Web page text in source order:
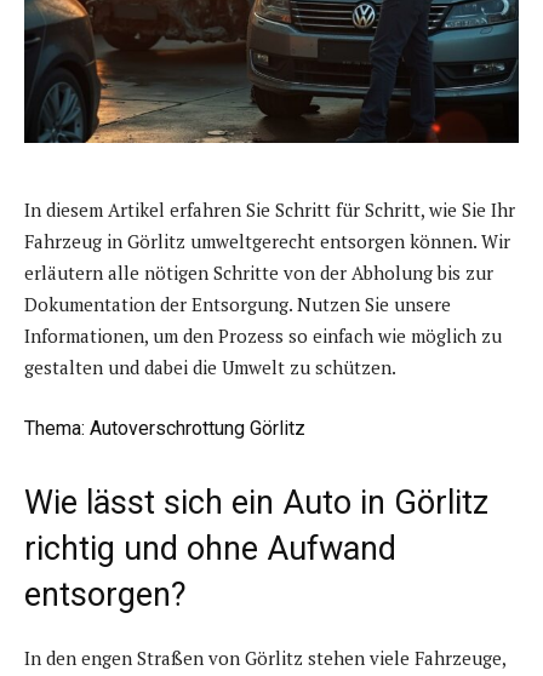
In diesem Artikel erfahren Sie Schritt für Schritt, wie Sie Ihr
Fahrzeug in Görlitz umweltgerecht entsorgen können. Wir
erläutern alle nötigen Schritte von der Abholung bis zur
Dokumentation der Entsorgung. Nutzen Sie unsere
Informationen, um den Prozess so einfach wie möglich zu
gestalten und dabei die Umwelt zu schützen.
Thema: Autoverschrottung Görlitz
Wie lässt sich ein Auto in Görlitz
richtig und ohne Aufwand
entsorgen?
In den engen Straßen von Görlitz stehen viele Fahrzeuge,